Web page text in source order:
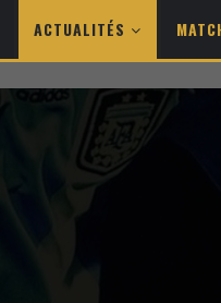
ACTUALITÉS